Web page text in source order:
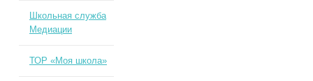
Школьная служба
Медиации
ТОР «Моя школа»